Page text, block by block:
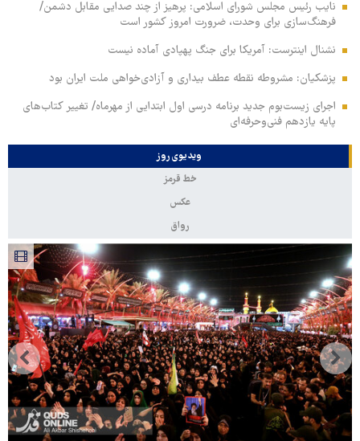
نایب رئیس مجلس شورای اسلامی: پرهیز از چند صدایی مقابل دشمن/
فرهنگ‌سازی برای وحدت، ضرورت امروز کشور است
نشنال اینترست: آمریکا برای جنگ پهپادی آماده نیست
پزشکیان: مشروطه نقطه عطف بیداری و آزادی‌خواهی ملت ایران بود
اجرای زیست‌بوم جدید برنامه درسی اول ابتدایی از مهرماه/ تغییر کتاب‌های
پایه یازدهم فنی‌وحرفه‌ای
ویدیوی روز
خط قرمز
عکس
رواق